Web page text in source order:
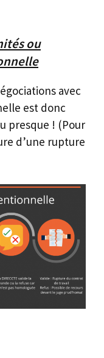
ou
avec
est donc
presque ! (Pour
d’une rupture